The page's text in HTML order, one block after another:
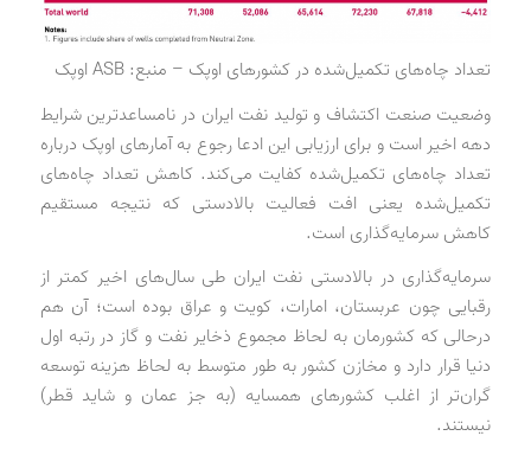
تعداد چاه‌های تکمیل‌شده در کشورهای اوپک – منبع: ASB اوپک
وضعیت صنعت اکتشاف و تولید نفت ایران در نامساعدترین شرایط
دهه اخیر است و برای ارزیابی این ادعا رجوع به آمارهای اوپک درباره
تعداد چاه‌های تکمیل‌شده کفایت می‌کند. کاهش تعداد چاه‌های
تکمیل‌شده یعنی افت فعالیت بالادستی که نتیجه مستقیم
کاهش سرمایه‌گذاری است.
سرمایه‌گذاری در بالادستی نفت ایران طی سال‌های اخیر کمتر از
رقبایی چون عربستان، امارات، کویت و عراق بوده است؛ آن هم
درحالی که کشورمان به لحاظ مجموع ذخایر نفت و گاز در رتبه اول
دنیا قرار دارد و مخازن کشور به طور متوسط به لحاظ هزینه توسعه
گران‌تر از اغلب کشورهای همسایه (به جز عمان و شاید قطر)
نیستند.